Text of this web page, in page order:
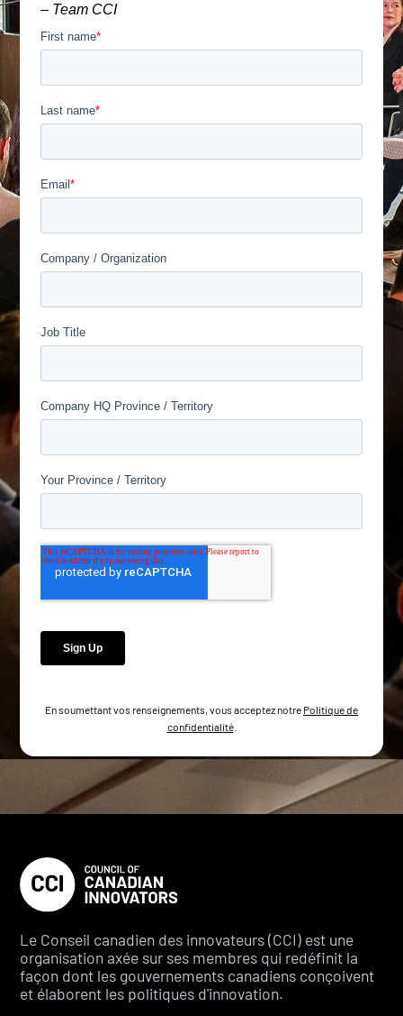
En soumettant vos renseignements, vous acceptez notre Politique de
confidentialité.
Le Conseil canadien des innovateurs (CCI) est une
organisation axée sur ses membres qui redéfinit la
façon dont les gouvernements canadiens conçoivent
et élaborent les politiques d'innovation.